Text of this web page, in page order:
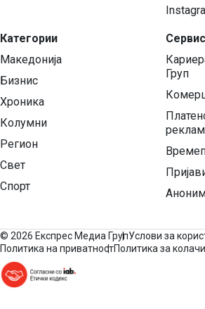
Категории
Македонија
Бизнис
Хроника
Колумни
Регион
Свет
Спорт
Груп
© 2026 Експрес Медиа ГрупУслови за
Политика на приватностПолитика за